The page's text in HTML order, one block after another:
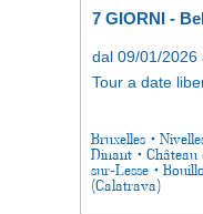
dal 09/01/2026
7 GIORNI -
Tour a date
Bruxelles •
Dinant • Château
sur-Lesse •
(Calatrava)